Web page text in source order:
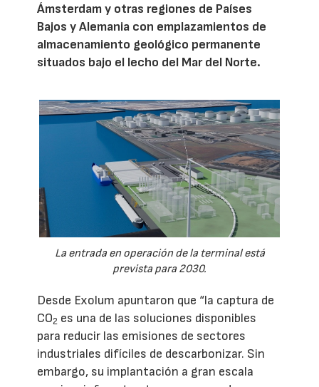
Ámsterdam y otras regiones de Países
Bajos y Alemania con emplazamientos de
almacenamiento geológico permanente
situados bajo el lecho del Mar del Norte.
La entrada en operación de la terminal está
prevista para 2030.
Desde Exolum apuntaron que “la captura de
CO2 es una de las soluciones disponibles
para reducir las emisiones de sectores
industriales difíciles de descarbonizar. Sin
embargo, su implantación a gran escala